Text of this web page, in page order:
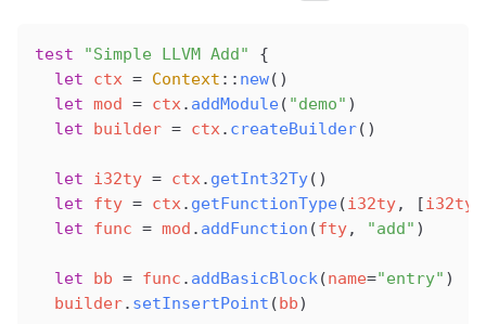
test "Simple LLVM Add"
{
  let
ctx = Context :: new()
  let
mod = ctx. addModule( "demo" )
  let
builder = ctx. createBuilder()
  let
i32ty = ctx. getInt32Ty()
  let
fty = ctx. getFunctionType(i32ty, [i32ty
  let
func = mod . addFunction (fty, "add" )
  let
bb = func . addBasicBlock(name="entry" )
  builder
. setInsertPoint (bb)